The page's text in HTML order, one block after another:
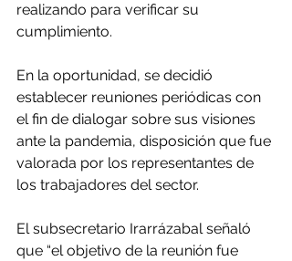
realizando para verificar su
cumplimiento.
En la oportunidad, se decidió
establecer reuniones periódicas con
el fin de dialogar sobre sus visiones
ante la pandemia, disposición que fue
valorada por los representantes de
los trabajadores del sector.
El subsecretario Irarrázabal señaló
que “el objetivo de la reunión fue